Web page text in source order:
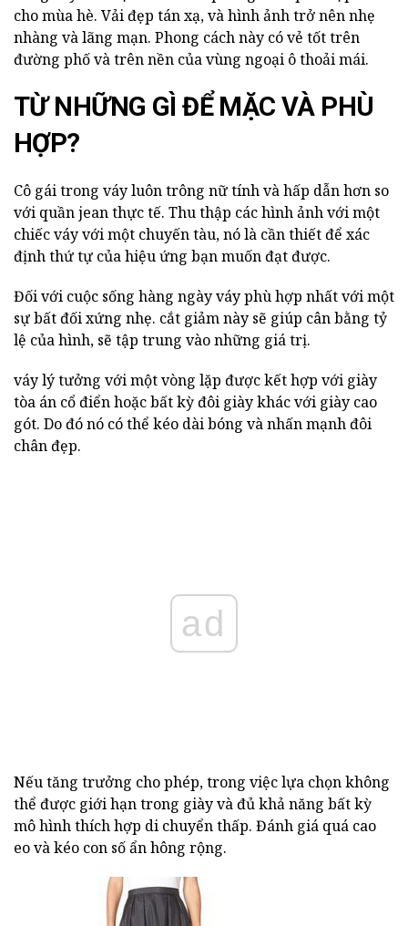
cho mùa hè. Vải đẹp tán xạ, và hình ảnh trở nên nhẹ
nhàng và lãng mạn. Phong cách này có vẻ tốt trên
đường phố và trên nền của vùng ngoại ô thoải mái.
TỪ NHỮNG GÌ ĐỂ MẶC VÀ PHÙ
HỢP?
Cô gái trong váy luôn trông nữ tính và hấp dẫn hơn so
với quần jean thực tế. Thu thập các hình ảnh với một
chiếc váy với một chuyến tàu, nó là cần thiết để xác
định thứ tự của hiệu ứng bạn muốn đạt được.
Đối với cuộc sống hàng ngày váy phù hợp nhất với một
sự bất đối xứng nhẹ. cắt giảm này sẽ giúp cân bằng tỷ
lệ của hình, sẽ tập trung vào những giá trị.
váy lý tưởng với một vòng lặp được kết hợp với giày
tòa án cổ điển hoặc bất kỳ đôi giày khác với giày cao
gót. Do đó nó có thể kéo dài bóng và nhấn mạnh đôi
chân đẹp.
ad
Nếu tăng trưởng cho phép, trong việc lựa chọn không
thể được giới hạn trong giày và đủ khả năng bất kỳ
mô hình thích hợp di chuyển thấp. Đánh giá quá cao
eo và kéo con số ẩn hông rộng.